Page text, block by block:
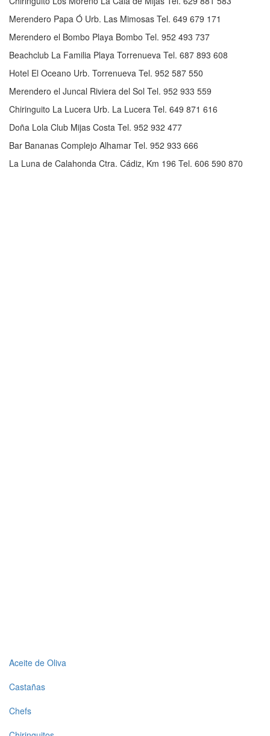
Merendero Papa Ó Urb. Las Mimosas Tel. 649 679 171
Merendero el Bombo Playa Bombo Tel. 952 493 737
Beachclub La Familia Playa Torrenueva Tel. 687 893 608
Hotel El Oceano Urb. Torrenueva Tel. 952 587 550
Merendero el Juncal Riviera del Sol Tel. 952 933 559
Chiringuito La Lucera Urb. La Lucera Tel. 649 871 616
Doña Lola Club Mijas Costa Tel. 952 932 477
Bar Bananas Complejo Alhamar Tel. 952 933 666
La Luna de Calahonda Ctra. Cádiz, Km 196 Tel. 606 590 870
Top
level
1
Aceite de Oliva
Castañas
Chefs